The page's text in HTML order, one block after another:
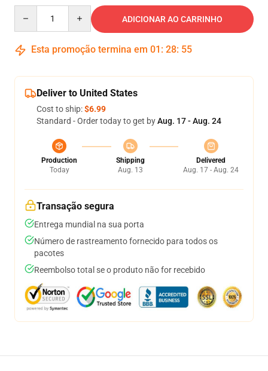
ADICIONAR AO CARRINHO
Esta promoção termina em 01 : 28: 54
Deliver to United States
Cost to ship:$6.99
Standard - Order today to get byAug. 17 - Aug. 24
Production
Today
Shipping
Aug. 13
Delivered
Aug. 17 - Aug. 24
Transação segura
Entrega mundial na sua porta
Número de rastreamento fornecido para todos os
pacotes
Reembolso total se o produto não for recebido